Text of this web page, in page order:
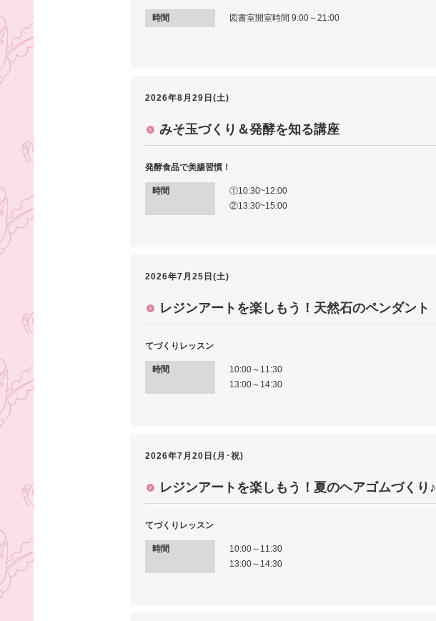
時間 図書室開室時間 9:00～21:00
2026年8月29日(土)
みそ玉づくり＆発酵を知る講座
発酵食品で美腸習慣！
時間
①10:30~12:00
②13:30~15:00
2026年7月25日(土)
レジンアートを楽しもう！天然石のペンダント
てづくりレッスン
時間
10:00～11:30
13:00～14:30
2026年7月20日(月･祝)
レジンアートを楽しもう！夏のヘアゴムづくり♪
てづくりレッスン
時間
10:00～11:30
13:00～14:30